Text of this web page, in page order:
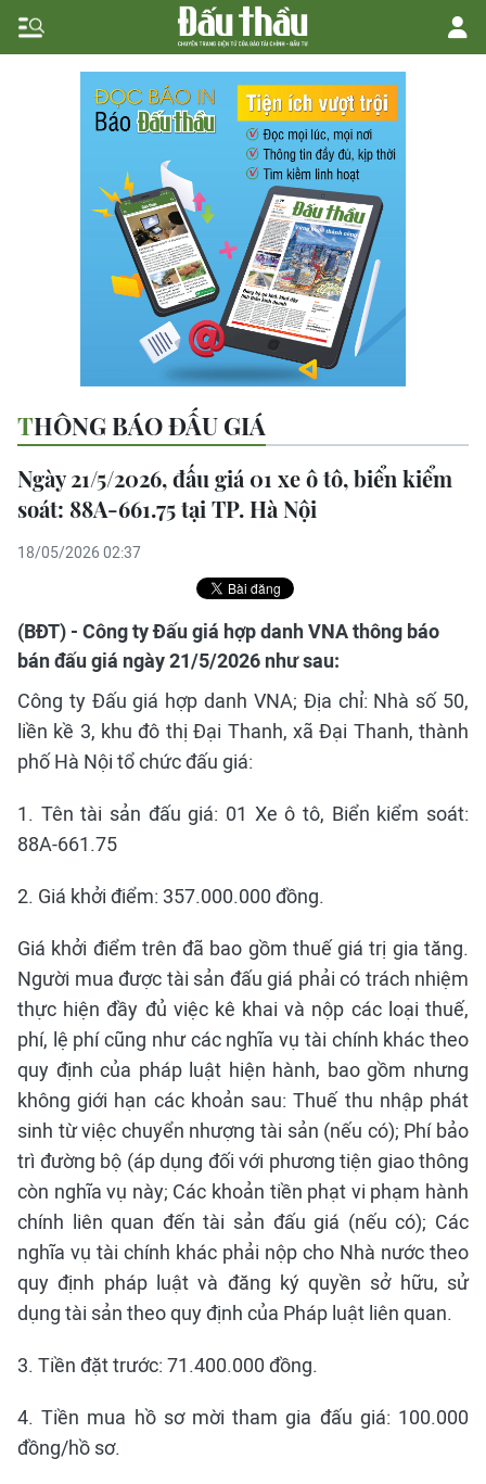
THÔNG BÁO ĐẤU GIÁ
Ngày 21/5/2026, đấu giá 01 xe ô tô, biển kiểm
soát: 88A-661.75 tại TP. Hà Nội
18/05/2026 02:37
(BĐT) - Công ty Đấu giá hợp danh VNA thông báo
bán đấu giá ngày 21/5/2026 như sau:
Công ty Đấu giá hợp danh VNA; Địa chỉ: Nhà số 50,
liền kề 3, khu đô thị Đại Thanh, xã Đại Thanh, thành
phố Hà Nội tổ chức đấu giá:
1. Tên tài sản đấu giá: 01 Xe ô tô, Biển kiểm soát:
88A-661.75
2. Giá khởi điểm: 357.000.000 đồng.
Giá khởi điểm trên đã bao gồm thuế giá trị gia tăng.
Người mua được tài sản đấu giá phải có trách nhiệm
thực hiện đầy đủ việc kê khai và nộp các loại thuế,
phí, lệ phí cũng như các nghĩa vụ tài chính khác theo
quy định của pháp luật hiện hành, bao gồm nhưng
không giới hạn các khoản sau: Thuế thu nhập phát
sinh từ việc chuyển nhượng tài sản (nếu có); Phí bảo
trì đường bộ (áp dụng đối với phương tiện giao thông
còn nghĩa vụ này; Các khoản tiền phạt vi phạm hành
chính liên quan đến tài sản đấu giá (nếu có); Các
nghĩa vụ tài chính khác phải nộp cho Nhà nước theo
quy định pháp luật và đăng ký quyền sở hữu, sử
dụng tài sản theo quy định của Pháp luật liên quan.
3. Tiền đặt trước: 71.400.000 đồng.
4. Tiền mua hồ sơ mời tham gia đấu giá: 100.000
đồng/hồ sơ.